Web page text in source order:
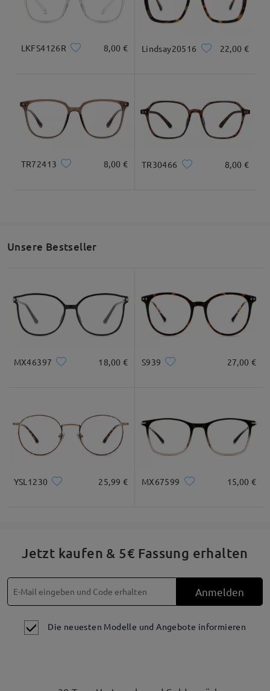
Gesamtbreite
125mm/ 4.92in
Bügellänge
145mm/ 5.71in
h
Diamant
Produktbeschreibung
LKFS4126R 8,00 € Lindsay20516 22,00 €
TR72413 8,00 € TR30466 8,00 €
Unsere Bestseller
MX46397 18,00 € S939 27,00 €
YSL1230 25,99 € MX67599 15,00 €
Jetzt kaufen & 5€ Fassung erhalten
Anmelden
Die neuesten Modelle und Angebote informieren